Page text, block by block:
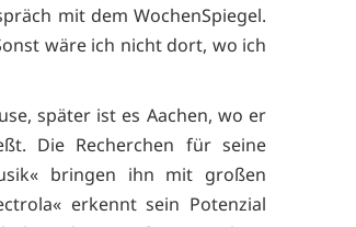
mit dem WochenSpiegel.
wäre ich nicht dort, wo ich
später ist es Aachen, wo er
Die Recherchen für seine
bringen ihn mit großen
erkennt sein Potenzial